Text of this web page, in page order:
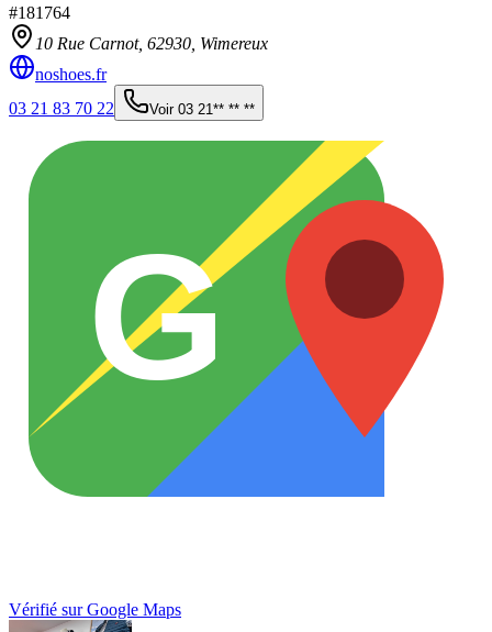
#181764
10 Rue Carnot, 62930, Wimereux
noshoes.fr
03 21 83 70 22
Voir 03 21** ** **
G
Vérifié sur Google Maps